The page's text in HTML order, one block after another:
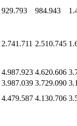
929.793 984.943
2.741.711 2.510.745
4.987.923 4.620.606
3.987.039 3.729.090
4.479.587 4.130.706